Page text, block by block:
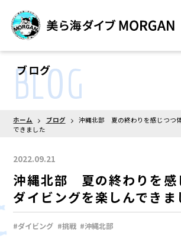
ブログ
BLOG
ホーム ブログ
沖縄北部 夏の終わりを感じつつ
できました
2022.09.21
沖縄北部 夏の終わりを感
ダイビングを楽しんできま
#ダイビング #挑戦 #沖縄北部